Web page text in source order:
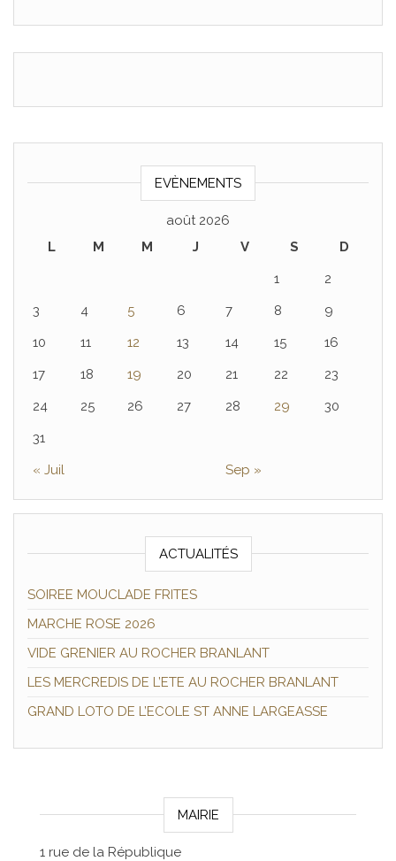
b
o
t
r
EVÈNEMENTS
août 2026
L
M M J V S
D
1
2
3
4 5 6 7 8
9
10
11 12 13 14 15
16
17
18 19 20 21 22
23
24
25 26 27 28 29
30
31
« Juil
Sep »
ACTUALITÉS
SOIREE MOUCLADE FRITES
MARCHE ROSE 2026
VIDE GRENIER AU ROCHER BRANLANT
LES MERCREDIS DE L’ETE AU ROCHER BRANLANT
GRAND LOTO DE L’ECOLE ST ANNE LARGEASSE
MAIRIE
1 rue de la République